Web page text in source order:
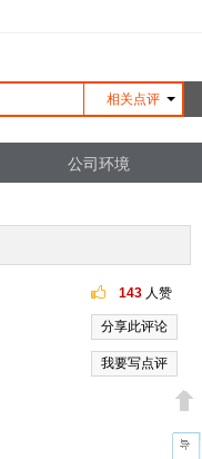
相关点评
公司环境
143 人赞
分享此评论
我要写点评